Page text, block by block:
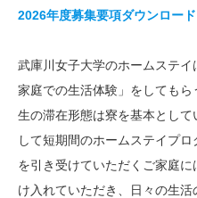
2026年度募集要項ダウンロード
武庫川女子大学のホームステ
家庭での生活体験」をしても
生の滞在形態は寮を基本とし
して短期間のホームステイプ
を引き受けていただくご家庭
け入れていただき、日々の生